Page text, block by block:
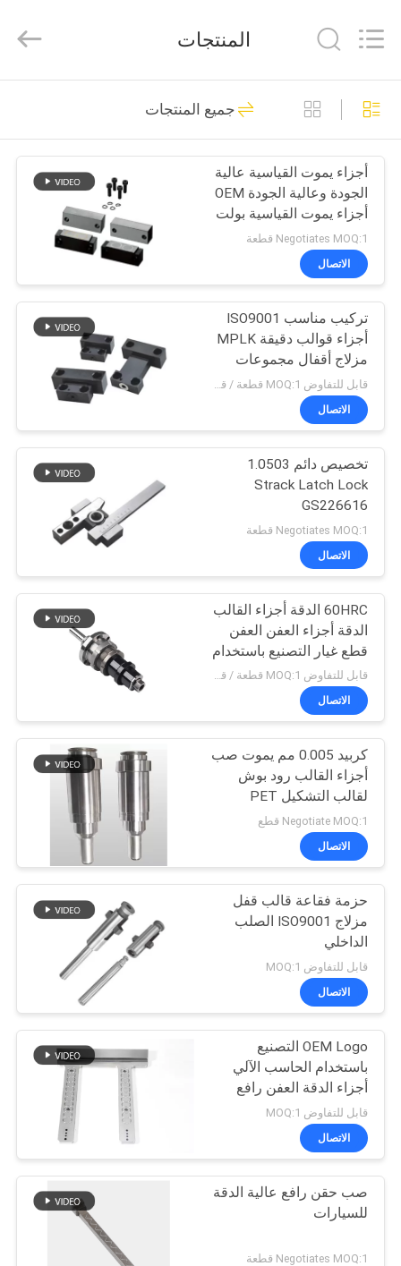
منزل،
بيت
منتجات
معلومات
جولة
المعمل
مراقبة
الجودة
اتصل
اطلب
اقتباس
خريطة
الموقع
PRIVACY
POLICY
Mould
Manuafacturing
Rights
أجزاء قوالب حقن
البلاستيك
29
أجزاء القالب الدقة
26
يموت الصب أجزاء
القالب
14
قطع غيار الآلات
الدقيقة باستخدام
الحاسب الآلي
11
إدراج تاريخ القالب
37
التوكيل
21
12
المنتجات
جميع المنتجات
أجزاء يموت القياسية عالية
الجودة وعالية الجودة OEM
أجزاء يموت القياسية بولت
M. مجموعات قفل
مغناطيسي MLKC
Negotiates MOQ:1 قطعة
الاتصال
تركيب مناسب ISO9001
أجزاء قوالب دقيقة MPLK
مزلاج أقفال مجموعات
قفل مغناطيسي
الاتصال
تخصيص دائم 1.0503
Strack Latch Lock
GS226616
Negotiates MOQ:1 قطعة
الاتصال
60HRC الدقة أجزاء القالب
الدقة أجزاء العفن العفن
قطع غيار التصنيع باستخدام
الحاسب الآلي الدقة قطع
غيار الآلات
قابل للتفاوض MOQ:1 قطعة / قطع
الاتصال
كربيد 0.005 مم يموت صب
أجزاء القالب رود بوش
لقالب التشكيل PET
Negotiate MOQ:1 قطع
الاتصال
حزمة فقاعة قالب قفل
مزلاج ISO9001 الصلب
الداخلي
قابل للتفاوض MOQ:1
الاتصال
OEM Logo التصنيع
باستخدام الحاسب الآلي
أجزاء الدقة العفن رافع
أجزاء غير قياسية
قابل للتفاوض MOQ:1
الاتصال
صب حقن رافع عالية الدقة
للسيارات
Negotiates MOQ:1 قطعة